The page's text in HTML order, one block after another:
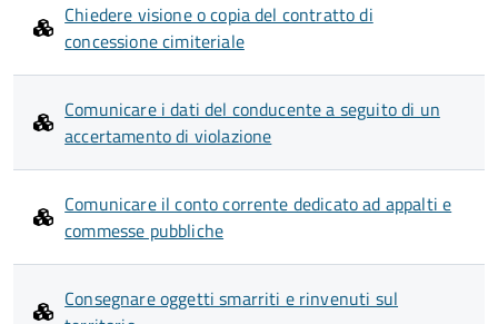
Chiedere visione o copia del contratto di
concessione cimiteriale
Comunicare i dati del conducente a seguito di un
accertamento di violazione
Comunicare il conto corrente dedicato ad appalti e
commesse pubbliche
Consegnare oggetti smarriti e rinvenuti sul